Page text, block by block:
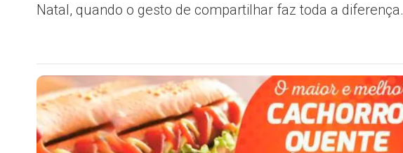
Natal, quando o gesto de compartilhar faz toda a diferença.